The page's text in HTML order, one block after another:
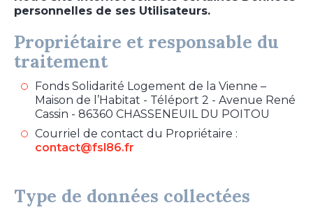
personnelles de ses Utilisateurs.
Propriétaire et responsable du
traitement
Fonds Solidarité Logement de la Vienne –
Maison de l’Habitat - Téléport 2 - Avenue René
Cassin - 86360 CHASSENEUIL DU POITOU
Courriel de contact du Propriétaire :
contact@fsl86.fr
Type de données collectées